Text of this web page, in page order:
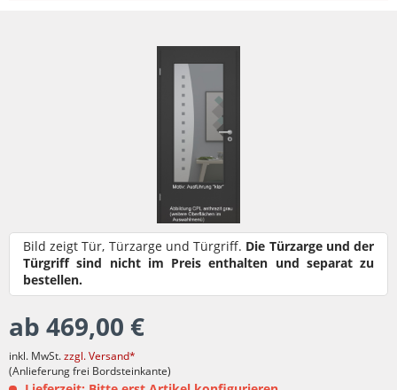
Bild zeigt Tür, Türzarge und Türgriff. Die Türzarge und der
Türgriff sind nicht im Preis enthalten und separat zu
bestellen.
ab 469,00 €
inkl. MwSt.zzgl. Versand*
(Anlieferung frei Bordsteinkante)